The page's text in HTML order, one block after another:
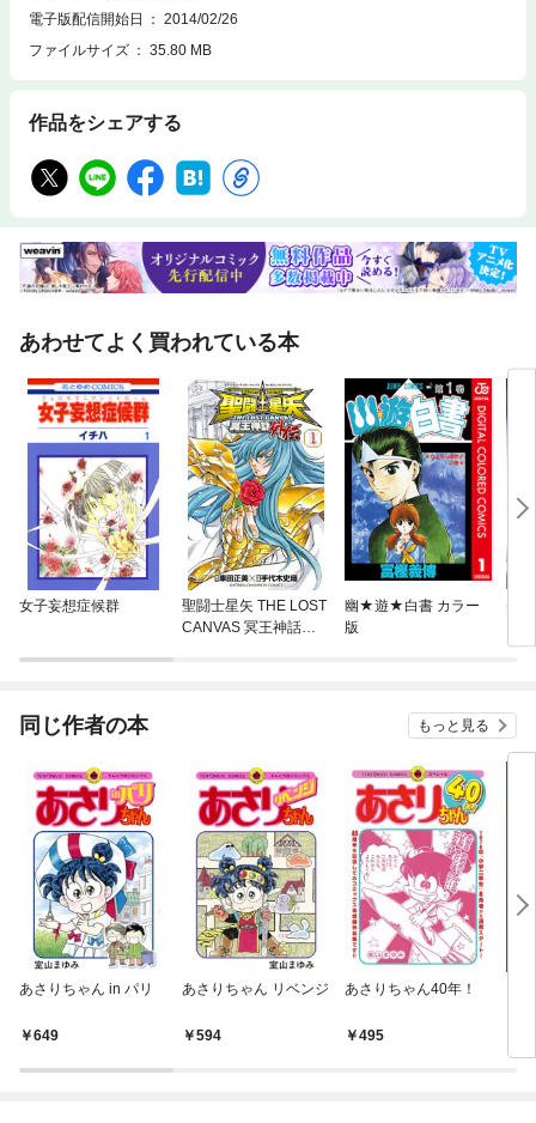
電子版配信開始日
2014/02/26
ファイルサイズ
35.80 MB
作品をシェアする
あわせてよく買われている本
女子妄想症候群
聖闘士星矢 THE LOST
CANVAS 冥王神話外
幽★遊★白書 カラー
版
美
同じ作者の本 もっと見る
あさりちゃん in パリ
649
あさりちゃん リベンジ
594
あさりちゃん40年！
495